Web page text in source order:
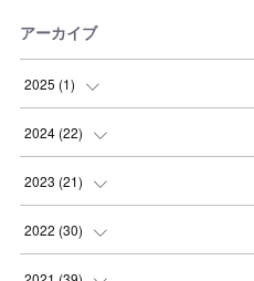
アーカイブ
2025 (1)
(1
2024 (22)
(3
(6
(3
2023 (21)
(2
(1
2022 (30)